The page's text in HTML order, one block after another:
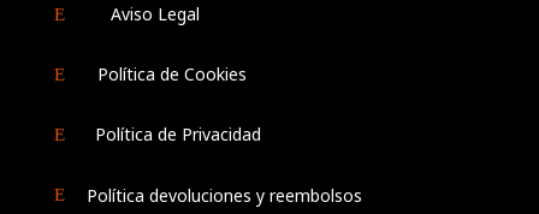
E Aviso Legal
E Política de Cookies
E Política de Privacidad
E Política devoluciones y reembolsos